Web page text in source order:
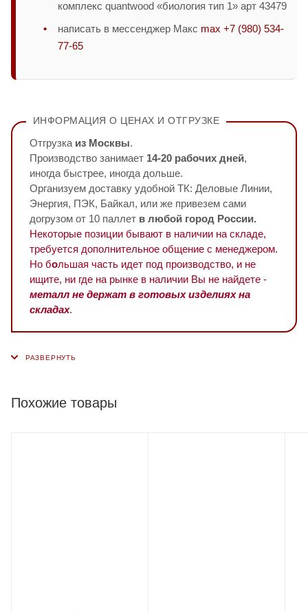
комплекс quantwood «биология тип 1» арт 43479
написать в мессенджер Макс max +7 (980) 534-
77-65
ИНФОРМАЦИЯ О ЦЕНАХ И ОТГРУЗКЕ
Отгрузка из Москвы.
Производство занимает 14-20 рабочих дней,
иногда быстрее, иногда дольше.
Организуем доставку удобной ТК: Деловые Линии,
Энергия, ПЭК, Байкал, или же привезем сами
догрузом от 10 паллет в любой город России.
Некоторые позиции бывают в наличии на складе,
требуется дополнительное общение с менеджером.
Но большая часть идет под производство, и не
ищите, ни где на рынке в наличии Вы не найдете -
металл не держат в готовых изделиях на
складах.
Похожие товары